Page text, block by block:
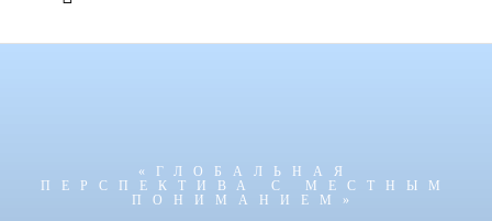
«ГЛОБАЛЬНАЯ
ПЕРСПЕКТИВА С МЕСТНЫМ
ПОНИМАНИЕМ»